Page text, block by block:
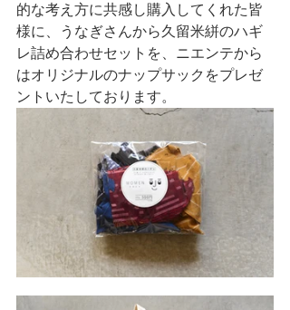
的な考え方に共感し購入してくれた皆
様に、うなぎさんから久留米絣のハギ
レ詰め合わせセットを、ニエンテから
はオリジナルのナップサックをプレゼ
ントいたしております。